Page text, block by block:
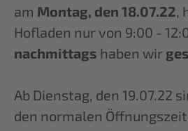
am Montag, den 18.07.22
Hofladen nur von 9:00 -
nachmittags haben wir
Ab Dienstag, den 19.07.22
den normalen